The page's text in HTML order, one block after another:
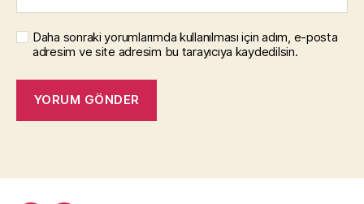
Daha sonraki yorumlarımda kullanılması için adım, e-posta
adresim ve site adresim bu tarayıcıya kaydedilsin.